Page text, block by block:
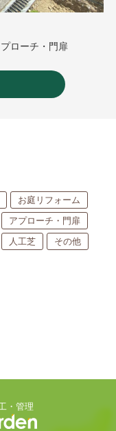
ローチ・門扉
お庭リフォーム
アプローチ・門扉
人工芝 その他
・管理